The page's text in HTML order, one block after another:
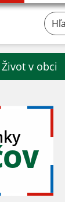
Život v obci